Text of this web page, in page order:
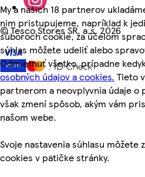
My a našich 18 partnerov
nim pristupujeme, napríklad k
súboroch cookie, za účelom
súhlas môžete udeliť alebo
Odmietnuť všetko, prípadne
osobných údajov a cookies. Tieto
partnerom a neovplyvnia údaje o
však zmení spôsob, akým vám
našom webe.
Svoje nastavenia súhlasu
cookies v pätičke stránky.
©Tesco Stores SR, a.s. 2026